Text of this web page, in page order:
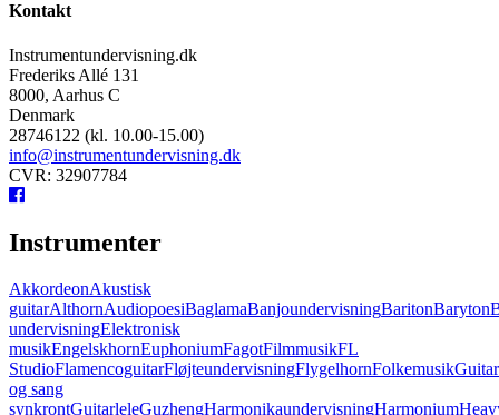
Kontakt
Instrumentundervisning.dk
Frederiks Allé 131
8000, Aarhus C
Denmark
28746122 (kl. 10.00-15.00)
info@instrumentundervisning.dk
CVR: 32907784
Instrumenter
AkkordeonAkustisk
guitarAlthornAudiopoesiBaglamaBanjoundervisningBaritonBaryton
undervisningElektronisk
musikEngelskhornEuphoniumFagotFilmmusikFL
StudioFlamencoguitarFløjteundervisningFlygelhornFolkemusik
og sang
synkrontGuitarleleGuzhengHarmonikaundervisningHarmonium